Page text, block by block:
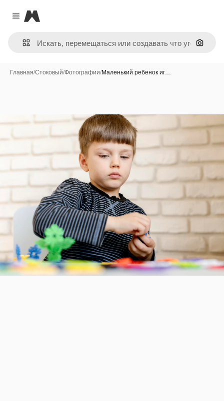
Close menu
Magnific
Поиск
Главная/Стоковый/Фотографии/Маленький ребенок иг…